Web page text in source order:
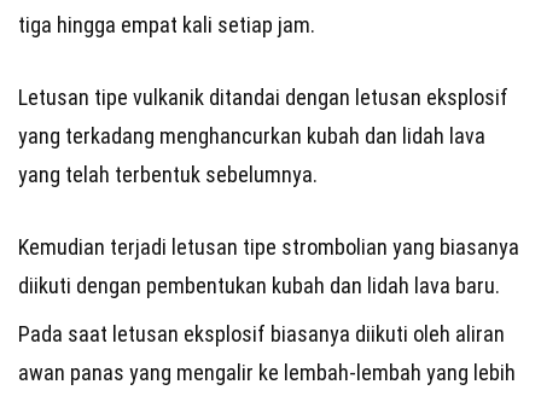
tiga hingga empat kali setiap jam.
Letusan tipe vulkanik ditandai dengan letusan eksplosif
yang terkadang menghancurkan kubah dan lidah lava
yang telah terbentuk sebelumnya.
Kemudian terjadi letusan tipe strombolian yang biasanya
diikuti dengan pembentukan kubah dan lidah lava baru.
Pada saat letusan eksplosif biasanya diikuti oleh aliran
awan panas yang mengalir ke lembah-lembah yang lebih